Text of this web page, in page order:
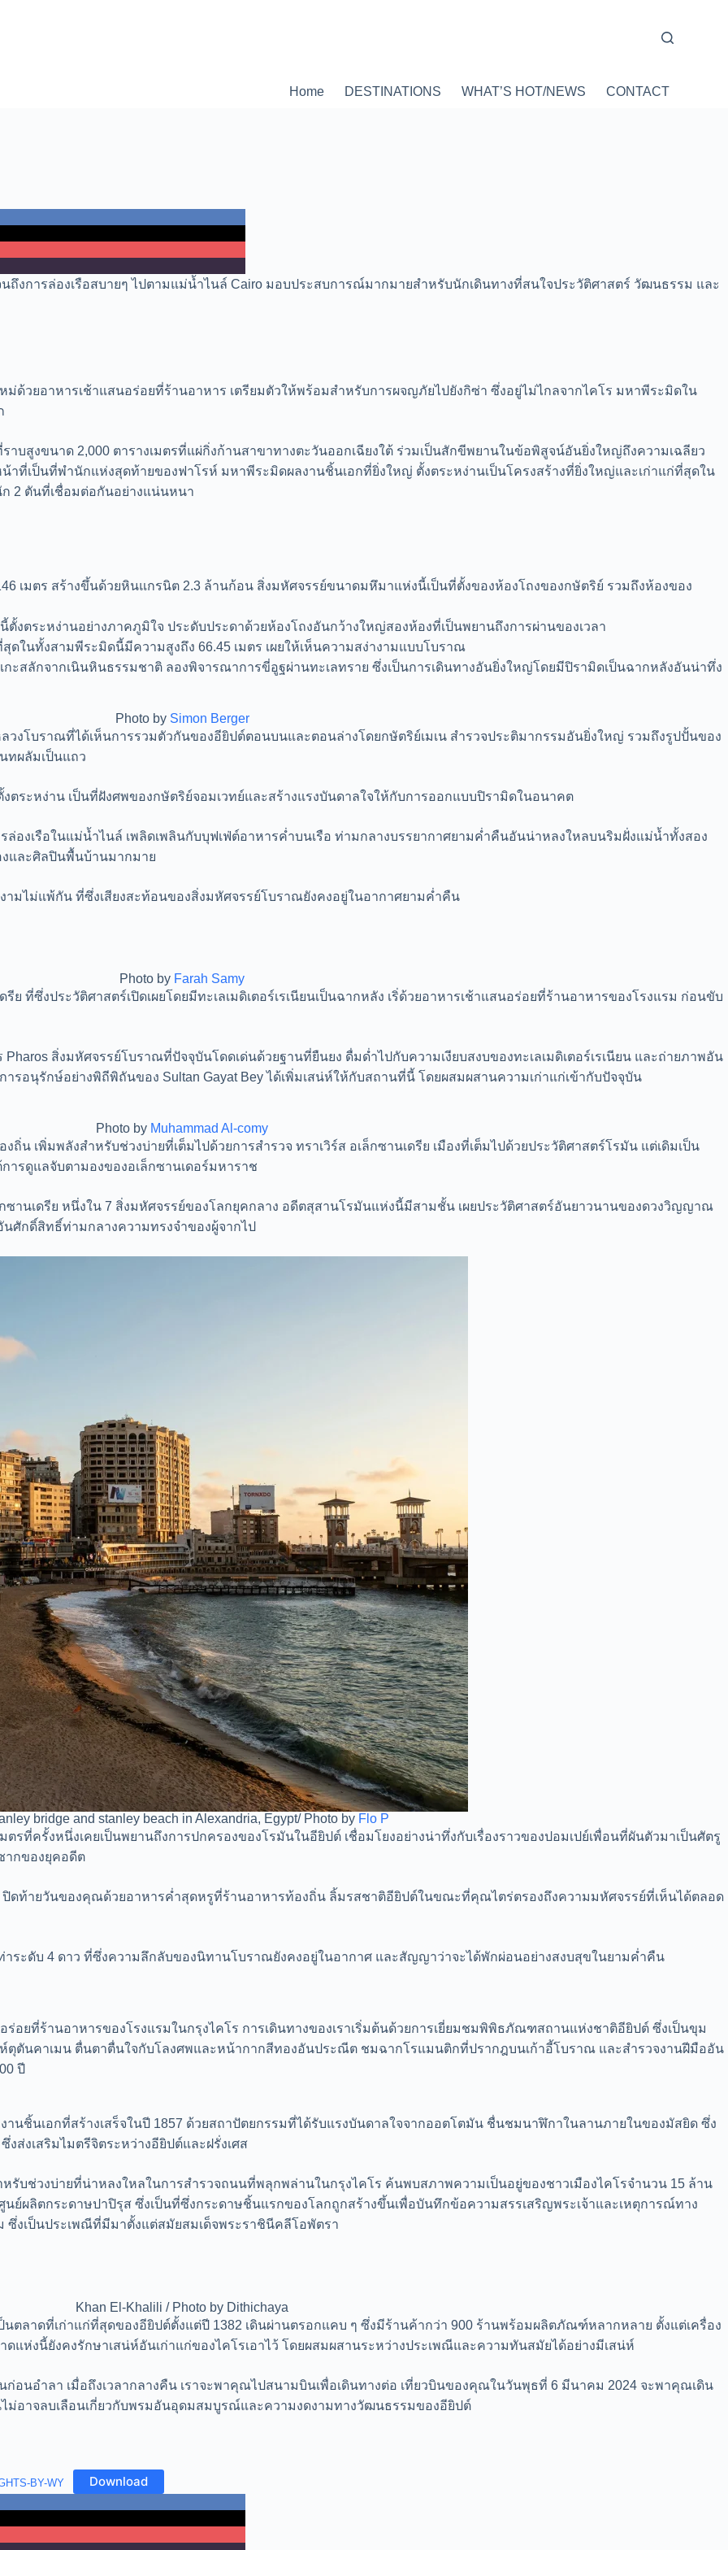
Home DESTINATIONS WHAT’S HOT/NEWS CONTACT
ถึงการล่องเรือสบายๆ ไปตามแม่น้ำไนล์ Cairo มอบประสบการณ์มากมายสำหรับนักเดินทางที่สนใจประวัติศาสตร์ วัฒนธรรม และ
ม่ด้วยอาหารเช้าแสนอร่อยที่ร้านอาหาร เตรียมตัวให้พร้อมสำหรับการผจญภัยไปยังกิซ่า ซึ่งอยู่ไม่ไกลจากไคโร มหาพีระมิดใน
บสูงขนาด 2,000 ตารางเมตรที่แผ่กิ่งก้านสาขาทางตะวันออกเฉียงใต้ ร่วมเป็นสักขีพยานในข้อพิสูจน์อันยิ่งใหญ่ถึงความเฉลียว
ที่เป็นที่พำนักแห่งสุดท้ายของฟาโรห์ มหาพีระมิดผลงานชิ้นเอกที่ยิ่งใหญ่ ตั้งตระหง่านเป็นโครงสร้างที่ยิ่งใหญ่และเก่าแก่ที่สุดใน
2 ตันที่เชื่อมต่อกันอย่างแน่นหนา
เมตร สร้างขึ้นด้วยหินแกรนิต 2.3 ล้านก้อน สิ่งมหัศจรรย์ขนาดมหึมาแห่งนี้เป็นที่ตั้งของห้องโถงของกษัตริย์ รวมถึงห้องของ
งตระหง่านอย่างภาคภูมิใจ ประดับประดาด้วยห้องโถงอันกว้างใหญ่สองห้องที่เป็นพยานถึงการผ่านของเวลา
ดในทั้งสามพีระมิดนี้มีความสูงถึง 66.45 เมตร เผยให้เห็นความสง่างามแบบโบราณ
สลักจากเนินหินธรรมชาติ ลองพิจารณาการขี่อูฐผ่านทะเลทราย ซึ่งเป็นการเดินทางอันยิ่งใหญ่โดยมีปิรามิดเป็นฉากหลังอันน่าทึ่ง
Photo by Simon Berger
วงโบราณที่ได้เห็นการรวมตัวกันของอียิปต์ตอนบนและตอนล่างโดยกษัตริย์เมเน สำรวจประติมากรรมอันยิ่งใหญ่ รวมถึงรูปปั้นของ
ทผลัมเป็นแถว
ตระหง่าน เป็นที่ฝังศพของกษัตริย์จอมเวทย์และสร้างแรงบันดาลใจให้กับการออกแบบปิรามิดในอนาคต
องเรือในแม่น้ำไนล์ เพลิดเพลินกับบุฟเฟ่ต์อาหารค่ำบนเรือ ท่ามกลางบรรยากาศยามค่ำคืนอันน่าหลงใหลบนริมฝั่งแม่น้ำทั้งสอง
และศิลปินพื้นบ้านมากมาย
ามไม่แพ้กัน ที่ซึ่งเสียงสะท้อนของสิ่งมหัศจรรย์โบราณยังคงอยู่ในอากาศยามค่ำคืน
Photo by Farah Samy
ที่ซึ่งประวัติศาสตร์เปิดเผยโดยมีทะเลเมดิเตอร์เรเนียนเป็นฉากหลัง เริ่ด้วยอาหารเช้าแสนอร่อยที่ร้านอาหารของโรงแรม ก่อนขับ
สิ่งมหัศจรรย์โบราณที่ปัจจุบันโดดเด่นด้วยฐานที่ยืนยง ดื่มด่ำไปกับความเงียบสงบของทะเลเมดิเตอร์เรเนียน และถ่ายภาพอัน
อนุรักษ์อย่างพิถีพิถันของ Sultan Gayat Bey ได้เพิ่มเสน่ห์ให้กับสถานที่นี้ โดยผสมผสานความเก่าแก่เข้ากับปัจจุบัน
Photo by Muhammad Al-comy
น เพิ่มพลังสำหรับช่วงบ่ายที่เต็มไปด้วยการสำรวจ ทราเวิร์ส อเล็กซานเดรีย เมืองที่เต็มไปด้วยประวัติศาสตร์โรมัน แต่เดิมเป็น
ารดูแลจับตามองของอเล็กซานเดอร์มหาราช
ซานเดรีย หนึ่งใน 7 สิ่งมหัศจรรย์ของโลกยุคกลาง อดีตสุสานโรมันแห่งนี้มีสามชั้น เผยประวัติศาสตร์อันยาวนานของดวงวิญญาณ
ศักดิ์สิทธิ์ท่ามกลางความทรงจำของผู้จากไป
bridge and stanley beach in Alexandria, Egypt/ Photo by Flo P
ตรที่ครั้งหนึ่งเคยเป็นพยานถึงการปกครองของโรมันในอียิปต์ เชื่อมโยงอย่างน่าทึ่งกับเรื่องราวของปอมเปย์เพื่อนที่ผันตัวมาเป็นศัตรู
ากของยุคอดีต
ปิดท้ายวันของคุณด้วยอาหารค่ำสุดหรูที่ร้านอาหารท้องถิ่น ลิ้มรสชาติอียิปต์ในขณะที่คุณไตร่ตรองถึงความมหัศจรรย์ที่เห็นได้ตลอด
าระดับ 4 ดาว ที่ซึ่งความลึกลับของนิทานโบราณยังคงอยู่ในอากาศ และสัญญาว่าจะได้พักผ่อนอย่างสงบสุขในยามค่ำคืน
อยที่ร้านอาหารของโรงแรมในกรุงไคโร การเดินทางของเราเริ่มต้นด้วยการเยี่ยมชมพิพิธภัณฑสถานแห่งชาติอียิปต์ ซึ่งเป็นขุม
ตันคาเมน ตื่นตาตื่นใจกับโลงศพและหน้ากากสีทองอันประณีต ชมฉากโรแมนติกที่ปรากฎบนเก้าอี้โบราณ และสำรวจงานฝีมืออัน
ปี
นชิ้นเอกที่สร้างเสร็จในปี 1857 ด้วยสถาปัตยกรรมที่ได้รับแรงบันดาลใจจากออตโตมัน ชื่นชมนาฬิกาในลานภายในของมัสยิด ซึ่ง
ส่งเสริมไมตรีจิตระหว่างอียิปต์และฝรั่งเศส
รับช่วงบ่ายที่น่าหลงใหลในการสำรวจถนนที่พลุกพล่านในกรุงไคโร ค้นพบสภาพความเป็นอยู่ของชาวเมืองไคโรจำนวน 15 ล้าน
ย์ผลิตกระดาษปาปิรุส ซึ่งเป็นที่ซึ่งกระดาษชิ้นแรกของโลกถูกสร้างขึ้นเพื่อบันทึกข้อความสรรเสริญพระเจ้าและเหตุการณ์ทาง
งเป็นประเพณีที่มีมาตั้งแต่สมัยสมเด็จพระราชินีคลีโอพัตรา
Khan El-Khalili / Photo by Dithichaya
นตลาดที่เก่าแก่ที่สุดของอียิปต์ตั้งแต่ปี 1382 เดินผ่านตรอกแคบ ๆ ซึ่งมีร้านค้ากว่า 900 ร้านพร้อมผลิตภัณฑ์หลากหลาย ตั้งแต่เครื่อง
ดแห่งนี้ยังคงรักษาเสน่ห์อันเก่าแก่ของไคโรเอาไว้ โดยผสมผสานระหว่างประเพณีและความทันสมัยได้อย่างมีเสน่ห์
อนอำลา เมื่อถึงเวลากลางคืน เราจะพาคุณไปสนามบินเพื่อเดินทางต่อ เที่ยวบินของคุณในวันพุธที่ 6 มีนาคม 2024 จะพาคุณเดิน
ม่อาจลบเลือนเกี่ยวกับพรมอันอุดมสมบูรณ์และความงดงามทางวัฒนธรรมของอียิปต์
BY-WY Download